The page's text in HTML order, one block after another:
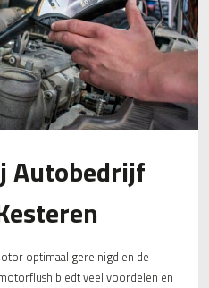
Autobedrijf
optimaal gereinigd en de
biedt veel voordelen en